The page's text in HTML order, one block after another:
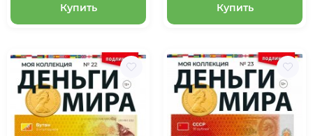
Купить Купить